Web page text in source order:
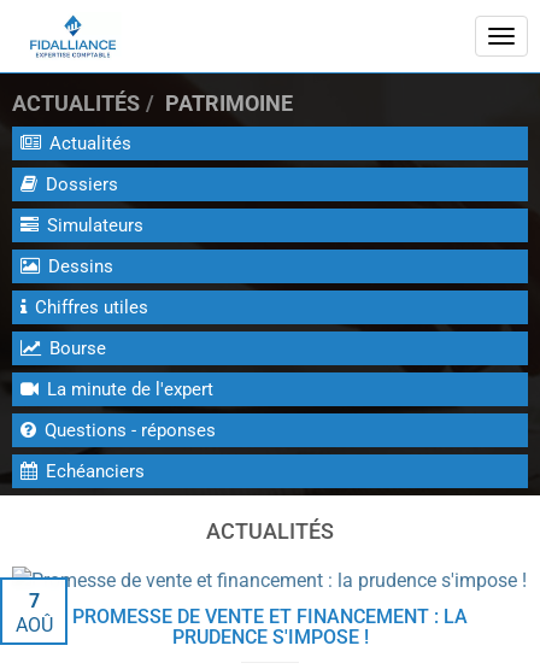
ACTUALITÉS PATRIMOINE
Actualités
Dossiers
Simulateurs
Dessins
Chiffres utiles
Bourse
La minute de l'expert
Questions - réponses
Echéanciers
ACTUALITÉS
PROMESSE DE VENTE ET FINANCEMENT : LA
PRUDENCE S'IMPOSE !
7
AOÛ